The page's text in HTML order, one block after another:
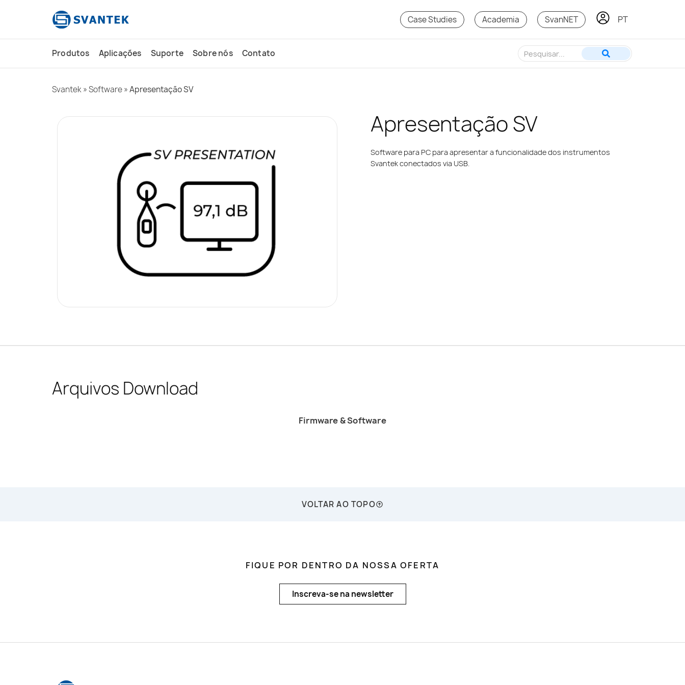
Case Studies Academia SvanNET PT
PL
Produtos Aplicações Suporte Sobre nós Contato
Svantek»Software»Apresentação SV
Apresentação SV
Software para PC para apresentar a funcionalidade dos instrumentos
Svantek conectados via USB.
Arquivos Download
Firmware & Software
VOLTAR AO TOPO
FIQUE POR DENTRO DA NOSSA OFERTA
Inscreva-se na newsletter